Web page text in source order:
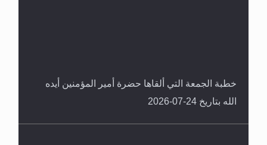
خطبة الجمعة التي ألقاها حضرة أمير المؤمنين أيده
الله بتاريخ 24-07-2026